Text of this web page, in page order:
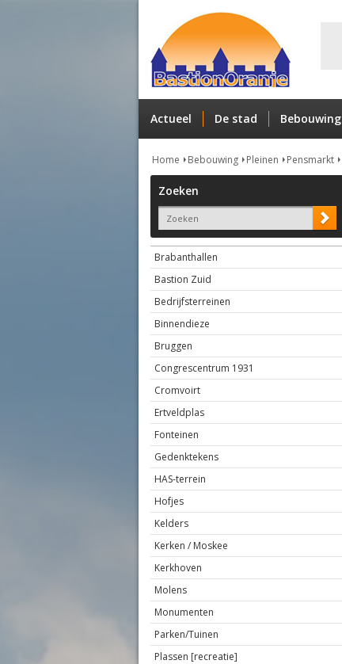
Actueel De stad Bebouwing
Home Bebouwing Pleinen Pensmarkt
Zoeken
Brabanthallen
Bastion Zuid
Bedrijfsterreinen
Binnendieze
Bruggen
Congrescentrum 1931
Cromvoirt
Ertveldplas
Fonteinen
Gedenktekens
HAS-terrein
Hofjes
Kelders
Kerken / Moskee
Kerkhoven
Molens
Monumenten
Parken/Tuinen
Plassen [recreatie]